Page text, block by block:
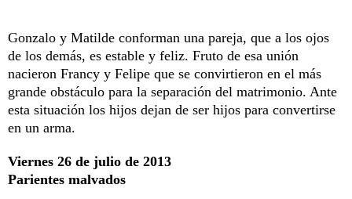
Gonzalo y Matilde conforman una pareja, que a los ojos
de los demás, es estable y feliz. Fruto de esa unión
nacieron Francy y Felipe que se convirtieron en el más
grande obstáculo para la separación del matrimonio. Ante
esta situación los hijos dejan de ser hijos para convertirse
en un arma.
Viernes 26 de julio de 2013
Parientes malvados